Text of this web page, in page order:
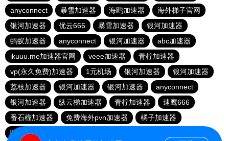
anyconnect
暴雪加速器 海鸥加速器
海外梯子官网
银河加速器
优云666 暴雪加速器
银河加速器
蚂蚁加速器
anyconnect 银河加速器
abc加速器
ikuuu.me加速器官网
veee加速器
青柠加速器
vp(永久免费)加速器
1元机场 银河加速器
银河加速器
荔枝加速器
银河加速器 银河加速器
anyconnect
银河加速器
纵云梯加速器 青柠加速器
速鹰666
番石榴加速器
免费海外pvn加速器
橘子加速器
哇哇加速器